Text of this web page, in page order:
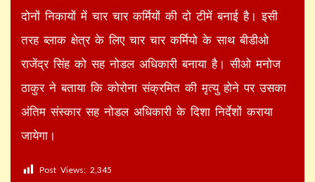
दोनों निकायों में चार चार कर्मियों की दो टीमें बनाई है। इसी
तरह ब्लाक क्षेत्र के लिए चार चार कर्मियो के साथ बीडीओ
राजेंद्र सिंह को सह नोडल अधिकारी बनाया है। सीओ मनोज
ठाकुर ने बताया कि कोरोना संक्रमित की मृत्यु होने पर उसका
अंतिम संस्कार सह नोडल अधिकारी के दिशा निर्देशों कराया
जायेगा।
Post Views: 2,345